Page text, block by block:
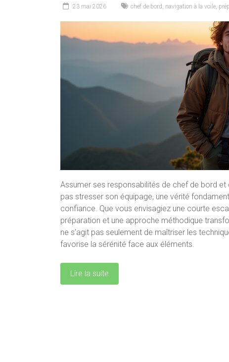
23 mai 2026 chef de bord , navigation à la voile,
Assumer ses responsabilités de chef de bord
pas stresser son équipage, une vérité
confiance. Que vous envisagiez une courte
préparation et une approche méthodique
ne s’agit pas seulement de maîtriser les
favorise la sérénité face aux éléments.
Lire la suite